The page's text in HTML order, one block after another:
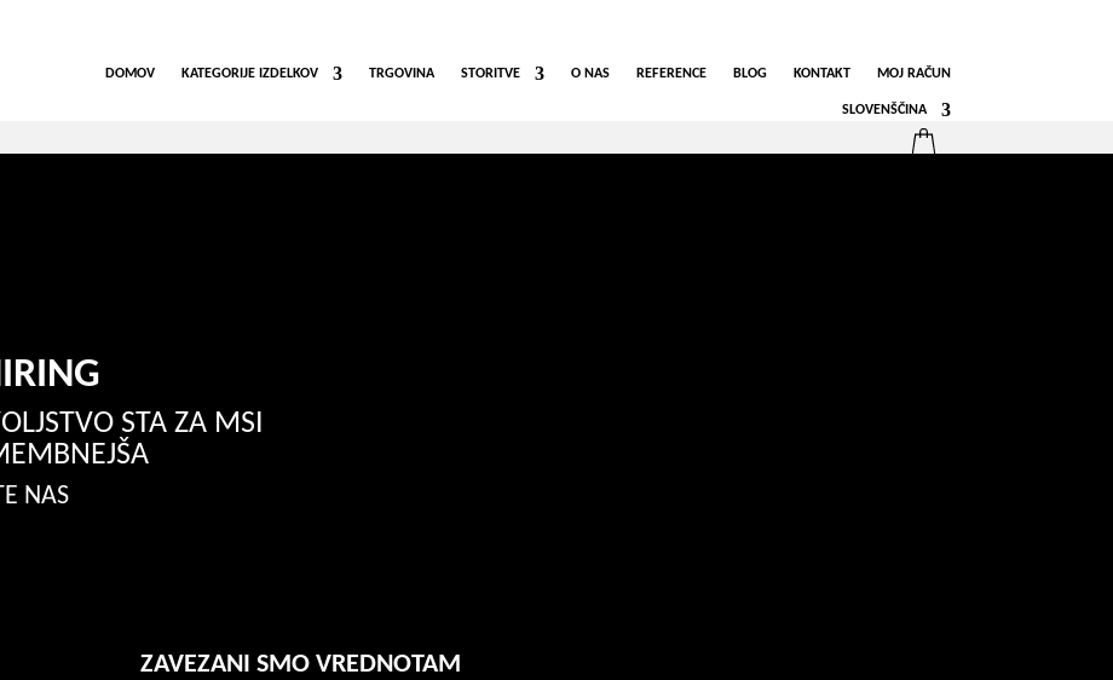
DOMOV KATEGORIJE IZDELKOV TRGOVINA STORITVE O NAS REFERENCE BLOG KONTAKT MOJ RAČUN
SLOVENŠČINA
STA ZA MSI
NAS
ZAVEZANI SMO VREDNOTAM